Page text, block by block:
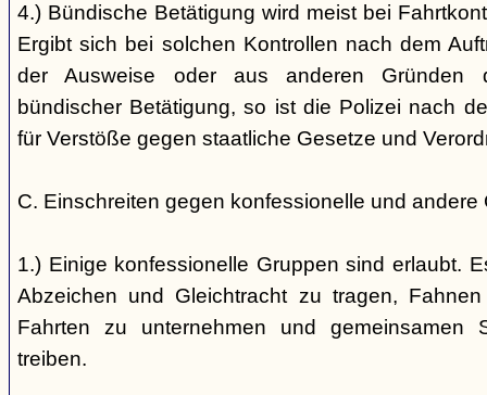
4.) Bündische Betätigung wird meist bei
Ergibt sich bei solchen Kontrollen nach dem
der Ausweise oder aus anderen Gründen
bündischer Betätigung, so ist die Polizei nach
für Verstöße gegen staatliche Gesetze und
C. Einschreiten gegen konfessionelle und andere
1.) Einige konfessionelle Gruppen sind erlaubt.
Abzeichen und Gleichtracht zu tragen,
Fahrten zu unternehmen und gemeinsamen
treiben.